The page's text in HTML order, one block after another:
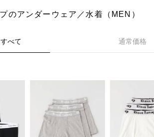
のアンダーウェア／水着（MEN）
すべて 通常価格